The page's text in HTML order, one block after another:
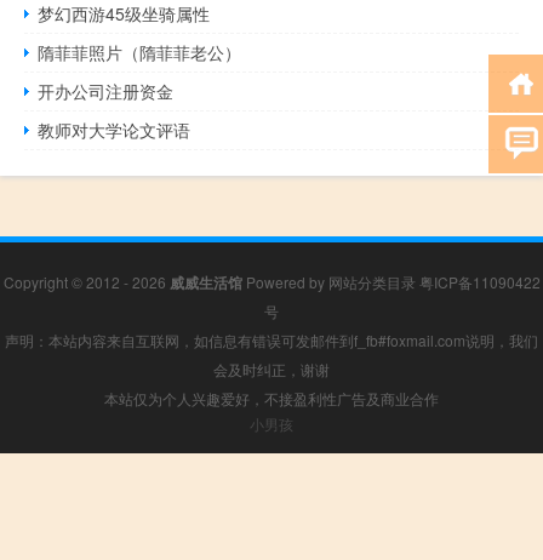
梦幻西游45级坐骑属性
隋菲菲照片（隋菲菲老公）
开办公司注册资金
教师对大学论文评语
Copyright © 2012 - 2026 威威生活馆Powered by 网站分类目录 粤ICP备11090422
号
声明：本站内容来自互联网，如信息有错误可发邮件到f_fb#foxmail.com说明，我们
会及时纠正，谢谢
本站仅为个人兴趣爱好，不接盈利性广告及商业合作
小男孩